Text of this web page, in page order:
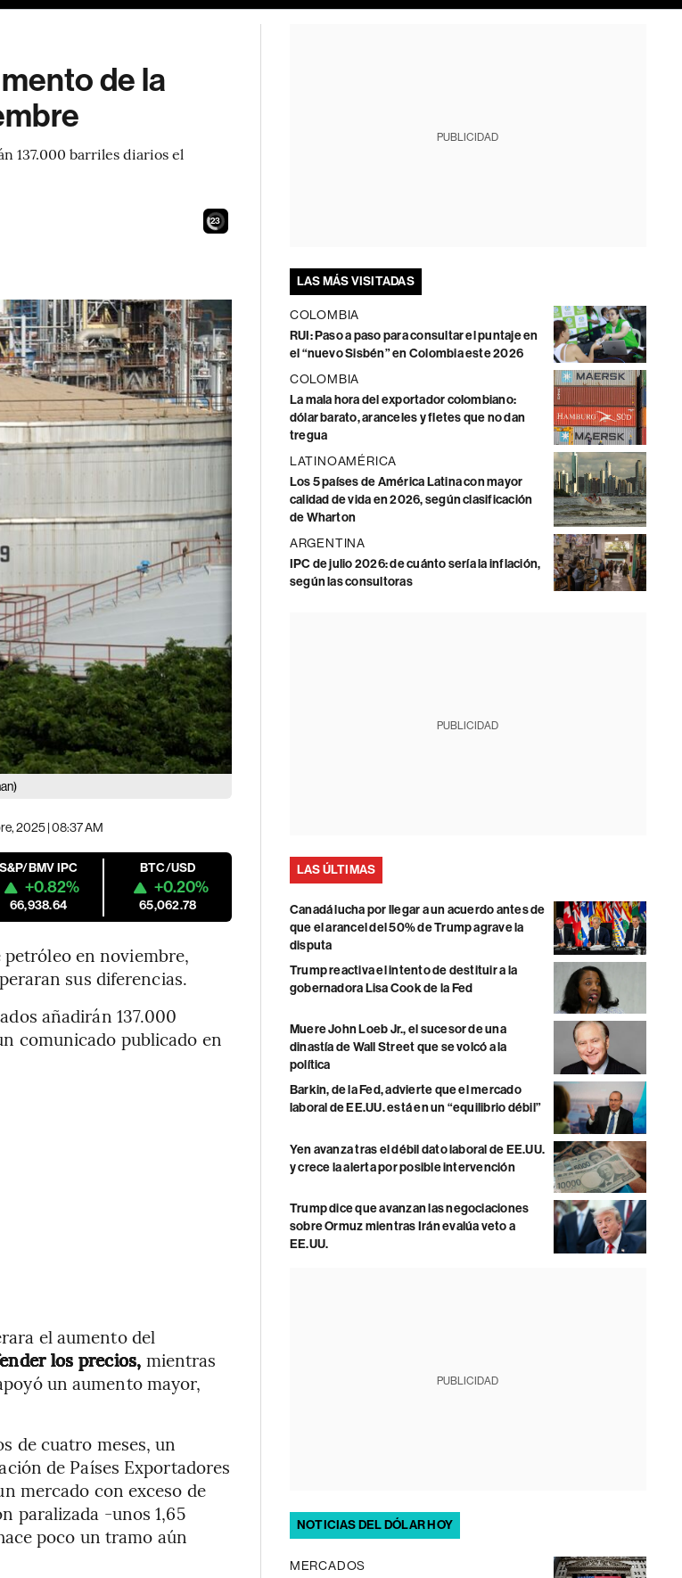
de la
137.000 barriles diarios el
21
2025 | 08:37 AM
S&P/BMV IPC
+0.82%
66,938.64
BTC/USD
+0.20%
65,062.78
petróleo en noviembre,
sus diferencias.
añadirán 137.000
comunicado publicado en
el aumento del
los precios, mientras
un aumento mayor,
de cuatro meses, un
de Países Exportadores
mercado con exceso de
paralizada -unos 1,65
poco un tramo aún
PUBLICIDAD
LAS MÁS VISITADAS
COLOMBIA
RUI: Paso a paso para consultar el puntaje en
el “nuevo Sisbén” en Colombia este 2026
COLOMBIA
La mala hora del exportador colombiano:
dólar barato, aranceles y fletes que no dan
tregua
LATINOAMÉRICA
Los 5 países de América Latina con mayor
calidad de vida en 2026, según clasificación
de Wharton
ARGENTINA
IPC de julio 2026: de cuánto sería la inflación,
según las consultoras
PUBLICIDAD
LAS ÚLTIMAS
Canadá lucha por llegar a un acuerdo antes de
que el arancel del 50% de Trump agrave la
disputa
Trump reactiva el intento de destituir a la
gobernadora Lisa Cook de la Fed
Muere John Loeb Jr., el sucesor de una
dinastía de Wall Street que se volcó a la
política
Barkin, de la Fed, advierte que el mercado
laboral de EE.UU. está en un “equilibrio débil”
Yen avanza tras el débil dato laboral de EE.UU.
y crece la alerta por posible intervención
Trump dice que avanzan las negociaciones
sobre Ormuz mientras Irán evalúa veto a
EE.UU.
PUBLICIDAD
NOTICIAS DEL DÓLAR HOY
MERCADOS